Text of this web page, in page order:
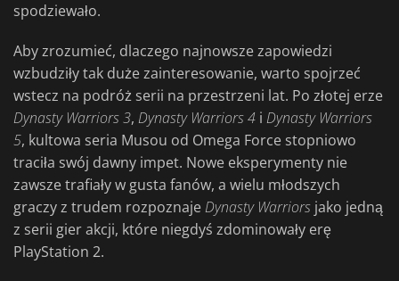
spodziewało.
Aby zrozumieć, dlaczego najnowsze zapowiedzi
wzbudziły tak duże zainteresowanie, warto spojrzeć
wstecz na podróż serii na przestrzeni lat. Po złotej erze
Dynasty Warriors 3, Dynasty Warriors 4 i Dynasty Warriors
5, kultowa seria Musou od Omega Force stopniowo
traciła swój dawny impet. Nowe eksperymenty nie
zawsze trafiały w gusta fanów, a wielu młodszych
graczy z trudem rozpoznajeDynasty Warriors jako jedną
z serii gier akcji, które niegdyś zdominowały erę
PlayStation 2.